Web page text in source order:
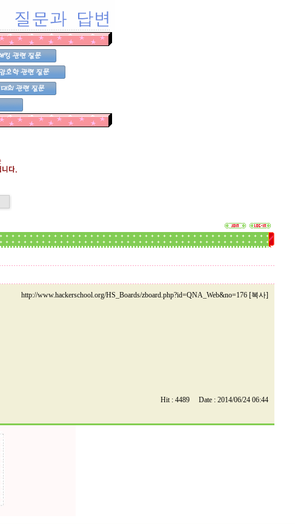
http://www.hackerschool.org/HS_Boards/zboard.php?id=QNA_Web&no=176 [복사]
Hit : 4489 Date : 2014/06/24 06:44